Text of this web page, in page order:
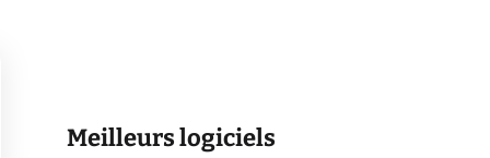
Meilleurs logiciels